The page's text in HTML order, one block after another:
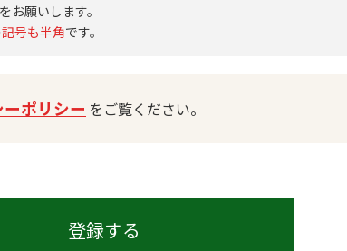
願いします。
記号も半角です。
ポリシー をご覧ください。